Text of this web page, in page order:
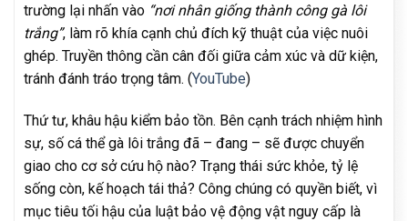
trường lại nhấn vào “nơi nhân giống thành công gà lôi
trắng”, làm rõ khía cạnh chủ đích kỹ thuật của việc nuôi
ghép. Truyền thông cần cân đối giữa cảm xúc và dữ kiện,
tránh đánh tráo trọng tâm. (YouTube)
Thứ tư, khâu hậu kiểm bảo tồn. Bên cạnh trách nhiệm hình
sự, số cá thể gà lôi trắng đã – đang – sẽ được chuyển
giao cho cơ sở cứu hộ nào? Trạng thái sức khỏe, tỷ lệ
sống còn, kế hoạch tái thả? Công chúng có quyền biết, vì
mục tiêu tối hậu của luật bảo vệ động vật nguy cấp là